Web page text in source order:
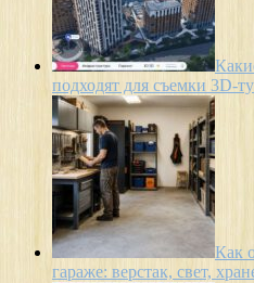
подходят для съемки 3D-
Как
гараже: верстак, свет,